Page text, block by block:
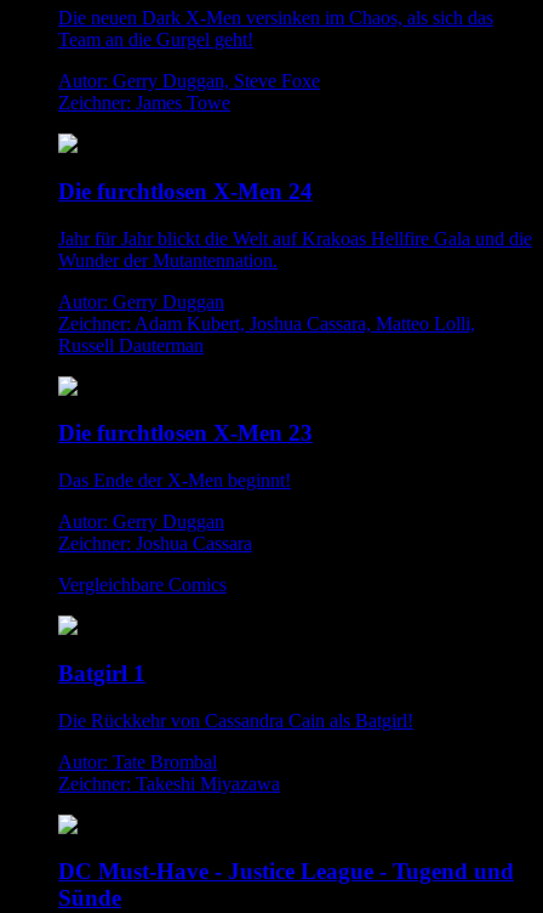
Die neuen Dark X-Men versinken im Chaos, als sich das
Team an die Gurgel geht!
Autor: Gerry Duggan, Steve Foxe
Zeichner: James Towe
Die furchtlosen X-Men 24
Jahr für Jahr blickt die Welt auf Krakoas Hellfire Gala und die
Wunder der Mutantennation.
Autor: Gerry Duggan
Zeichner: Adam Kubert, Joshua Cassara, Matteo Lolli,
Russell Dauterman
Die furchtlosen X-Men 23
Das Ende der X-Men beginnt!
Autor: Gerry Duggan
Zeichner: Joshua Cassara
Vergleichbare Comics
Batgirl 1
Die Rückkehr von Cassandra Cain als Batgirl!
Autor: Tate Brombal
Zeichner: Takeshi Miyazawa
DC Must-Have - Justice League - Tugend und
Sünde